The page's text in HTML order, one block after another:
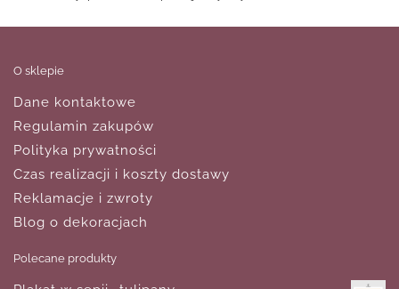
O sklepie
Dane kontaktowe
Regulamin zakupów
Polityka prywatności
Czas realizacji i koszty dostawy
Reklamacje i zwroty
Blog o dekoracjach
Polecane produkty